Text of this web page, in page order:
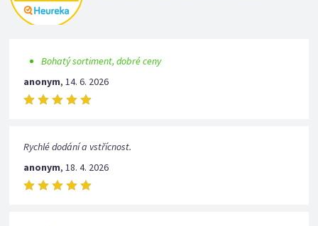
Bohatý sortiment, dobré ceny
anonym,14. 6. 2026
Rychlé dodání a vstřícnost.
anonym,18. 4. 2026